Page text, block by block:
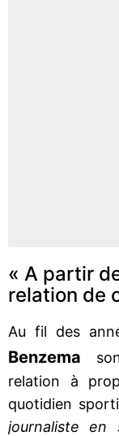
« A partir
relation de
Au fil des
Benzema
relation à
quotidien
journaliste en